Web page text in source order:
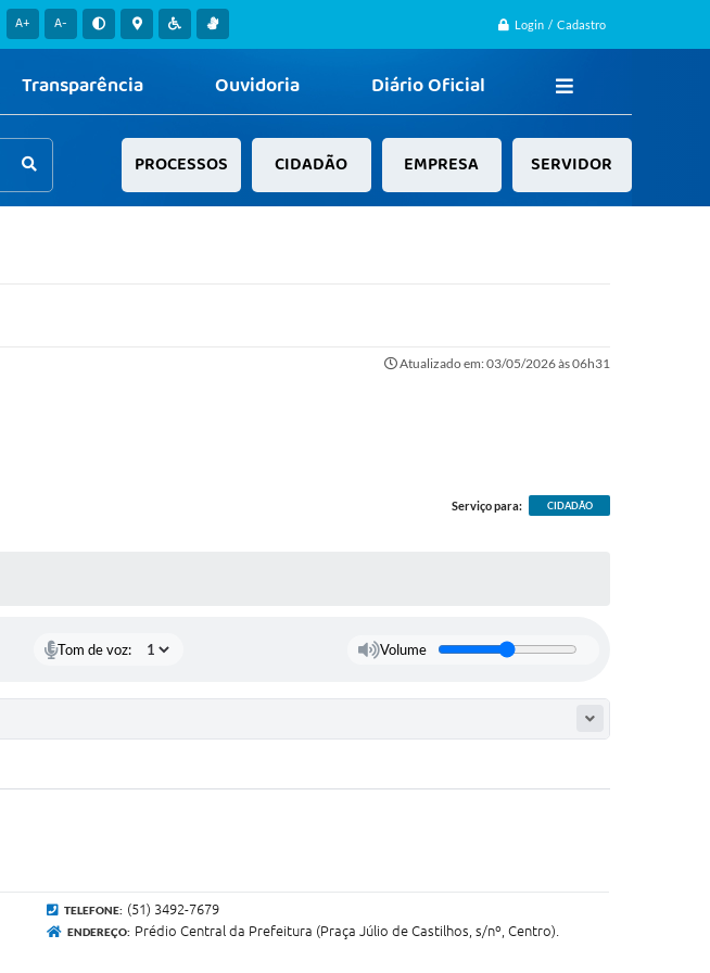
Login / Cadastro
A+ A-
Transparência Ouvidoria Diário Oficial
PROCESSOS CIDADÃO EMPRESA SERVIDOR
Atualizado em: 03/05/2026 às 06h31
Serviço para: CIDADÃO
Tom de voz: Volume
TELEFONE: (51) 3492-7679
ENDEREÇO: Prédio Central da Prefeitura (Praça Júlio de Castilhos, s/nº, Centro).